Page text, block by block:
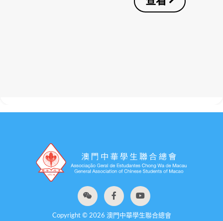
Copyright © 2026 澳門中華學生聯合總會